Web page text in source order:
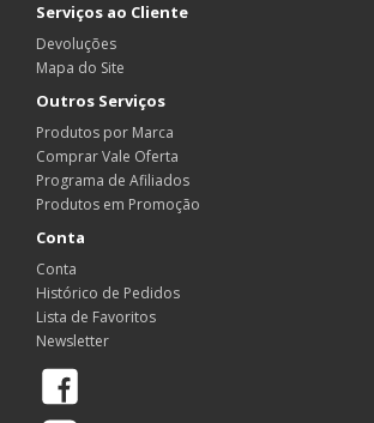
Serviços ao Cliente
Devoluções
Mapa do Site
Outros Serviços
Produtos por Marca
Comprar Vale Oferta
Programa de Afiliados
Produtos em Promoção
Conta
Conta
Histórico de Pedidos
Lista de Favoritos
Newsletter